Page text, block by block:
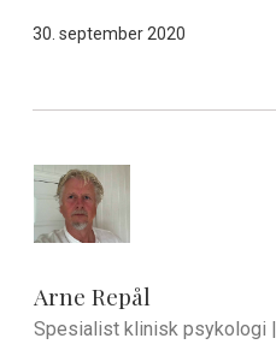
30. september 2020
Arne Repål
Spesialist klinisk psykologi |